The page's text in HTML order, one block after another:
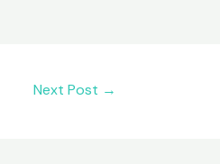
Next Post →